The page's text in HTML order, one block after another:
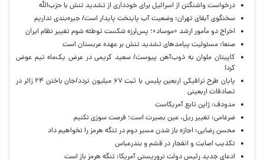
درخواست واشنگتن از اسرائیل برای خودداری از تشدید تنش با حزب‌الله
سخنگوی آبفای تهران: وضعیت آب پایتخت پایدار است/ جیره‌بندی نداریم
اخراج دو مأمور ارشد «موساد»؛ پس‌لرزه شکست توطئه شوم تغییر نظام ایران
صنعا: مسئولیت پیامدهای تشدید تنش بر عهده عربستان است
کاپیتان ملوان به ذوب‌آهن پیوست/ سعید کریمی در عرض یک‌ماه تیم عوض
کرد!
پایان طرح ترافیکی اربعین پلیس با ثبت ۶۷ میلیون تردد/جان باختن ۲۴ زائر در
تصادفات اربعینی
مدودف: ژاپن تابع آمریکاست
ضرغامی: تغییر ریل، عین بصیرت است؛ فرصت سوزی نکنیم
محسن رضایی: اجازه باز شدن مسیر دوم در تنگه هرمز را نخواهیم داد
تکذیب اصابت و انفجار در قشم و بندرعباس
ادعای جدید رئیس دولت تروریستی آمریکا: تنگه هرمز باز است